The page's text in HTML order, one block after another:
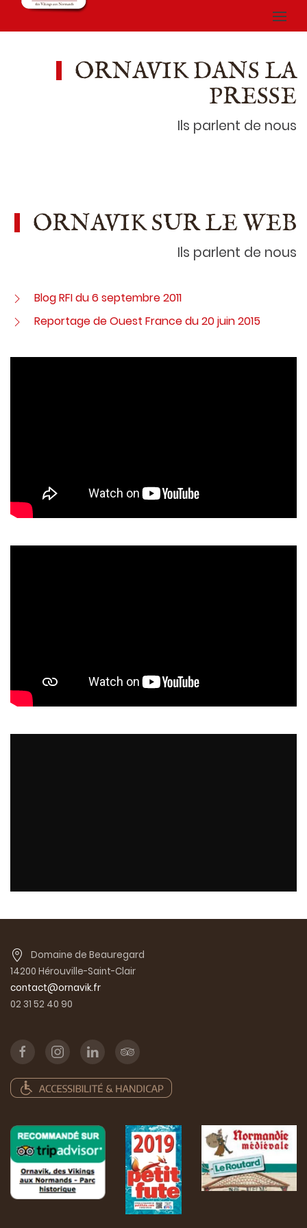
ORNAVIK DANS LA
PRESSE
Ils parlent de nous
ORNAVIK SUR LE WEB
Ils parlent de nous
Blog RFI du 6 septembre 2011
Reportage de Ouest France du 20 juin 2015
Domaine de Beauregard
14200 Hérouville-Saint-Clair
contact@ornavik.fr
02 31 52 40 90